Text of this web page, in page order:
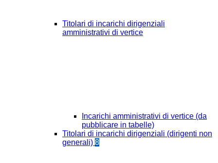
Titolari di incarichi dirigenziali
amministrativi di vertice
Incarichi amministrativi di vertice (da
pubblicare in tabelle)
Titolari di incarichi dirigenziali (dirigenti non
generali) 8